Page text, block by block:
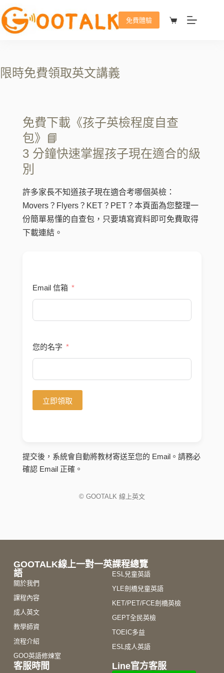
免費體驗
限時免費領取英文講義
免費下載《孩子英檢程度自查
包》📘
3 分鐘快速掌握孩子現在適合的級
別
許多家長不知道孩子現在適合考哪個英檢：
Movers？Flyers？KET？PET？本頁面為您整理一
份簡單易懂的自查包，只要填寫資料即可免費取得
下載連結。
Email 信箱
您的名字
立即領取
t
e
r
提交後，系統會自動將教材寄送至您的 Email。請務必
確認 Email 正確。
© GOOTALK 線上英文
GOOTALK線上一對一英
語
關於我們
課程內容
成人英文
教學師資
流程介紹
GOO英語修煉室
課程總覽
ESL兒童英語
YLE劍橋兒童英語
KET/PET/FCE劍橋英檢
GEPT全民英檢
TOEIC多益
ESL成人英語
客服時間 Line官方客服